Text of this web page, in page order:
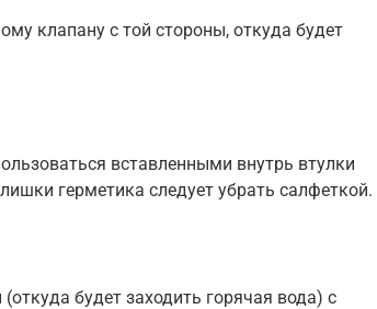
клапану с той стороны, откуда будет
вставленными внутрь втулки
герметика следует убрать салфеткой.
будет заходить горячая вода) с